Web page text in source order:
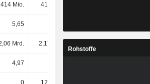
414 Mio. 414 Mio.
5,65
Mrd. 2,17 Mrd.
4,97
0 126 Mio.
Rohstoffe